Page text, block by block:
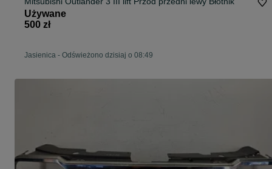
Używane
500 zł
Jasienica - Odświeżono dzisiaj o 08:49